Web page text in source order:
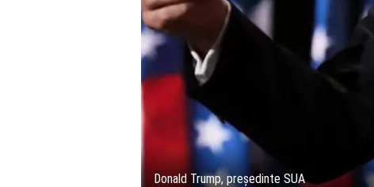
Donald Trump, președinte SUA